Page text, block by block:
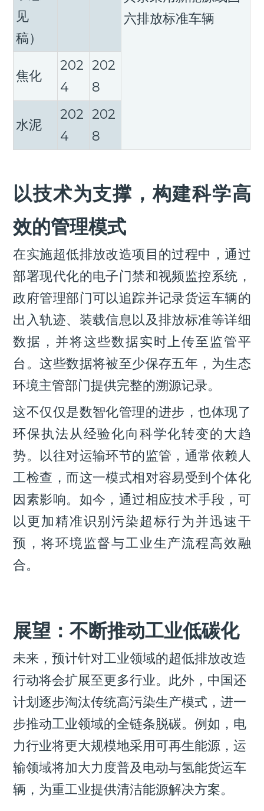
六排放标准车辆
见
稿）
焦化
202
4
202
8
水泥
202
4
202
8
以技术为支撑，构建科学高
效的管理模式
在实施超低排放改造项目的过程中，通过
部署现代化的电子门禁和视频监控系统，
政府管理部门可以追踪并记录货运车辆的
出入轨迹、装载信息以及排放标准等详细
数据，并将这些数据实时上传至监管平
台。这些数据将被至少保存五年，为生态
环境主管部门提供完整的溯源记录。
这不仅仅是数智化管理的进步，也体现了
环保执法从经验化向科学化转变的大趋
势。以往对运输环节的监管，通常依赖人
工检查，而这一模式相对容易受到个体化
因素影响。如今，通过相应技术手段，可
以更加精准识别污染超标行为并迅速干
预，将环境监督与工业生产流程高效融
合。
展望：不断推动工业低碳化
未来，预计针对工业领域的超低排放改造
行动将会扩展至更多行业。此外，中国还
计划逐步淘汰传统高污染生产模式，进一
步推动工业领域的全链条脱碳。例如，电
力行业将更大规模地采用可再生能源，运
输领域将加大力度普及电动与氢能货运车
辆，为重工业提供清洁能源解决方案。